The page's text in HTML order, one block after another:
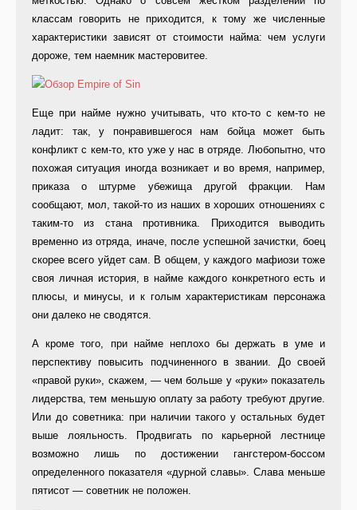
классам говорить не приходится, к тому же численные
характеристики зависят от стоимости найма: чем услуги
дороже, тем наемник мастеровитее.
Еще при найме нужно учитывать, что кто-то с кем-то не
ладит: так, у понравившегося нам бойца может быть
конфликт с кем-то, кто уже у нас в отряде. Любопытно, что
похожая ситуация иногда возникает и во время, например,
приказа о штурме убежища другой фракции. Нам
сообщают, мол, такой-то из наших в хороших отношениях с
таким-то из стана противника. Приходится выводить
временно из отряда, иначе, после успешной зачистки, боец
скорее всего уйдет сам. В общем, у каждого мафиози тоже
своя личная история, в найме каждого конкретного есть и
плюсы, и минусы, и к голым характеристикам персонажа
они далеко не сводятся.
А кроме того, при найме неплохо бы держать в уме и
перспективу повысить подчиненного в звании. До своей
«правой руки», скажем, — чем больше у «руки» показатель
лидерства, тем меньшую оплату за работу требуют другие.
Или до советника: при наличии такого у остальных будет
выше лояльность. Продвигать по карьерной лестнице
возможно лишь по достижении гангстером-боссом
определенного показателя «дурной славы». Слава меньше
пятисот — советник не положен.